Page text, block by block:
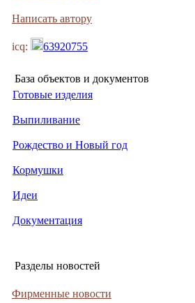
Написать автору
icq: 63920755
База объектов и документов
Готовые изделия
Выпиливание
Рождество и Новый год
Кормушки
Идеи
Документация
Разделы новостей
Фирменные новости